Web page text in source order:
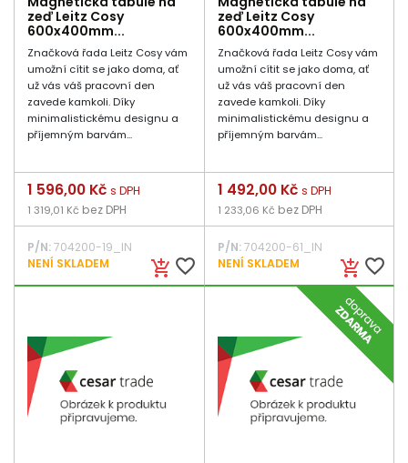
zeď Leitz Cosy
600x400mm...
Značková řada Leitz Cosy vám
umožní cítit se jako doma, ať
už vás váš pracovní den
zavede kamkoli. Díky
minimalistickému designu a
příjemným barvám...
add_shopping_cart favorite_border
Cena
1 596,00 Kč s DPH
1 319,01 Kč bez DPH
P/N:704200-19_IN
NENÍ SKLADEM
zeď Leitz Cosy
600x400mm...
Značková řada Leitz Cosy vám
umožní cítit se jako doma, ať
už vás váš pracovní den
zavede kamkoli. Díky
minimalistickému designu a
příjemným barvám...
add_shopping_cart favorite_border
Cena
1 492,00 Kč s DPH
1 233,06 Kč bez DPH
P/N:704200-61_IN
NENÍ SKLADEM